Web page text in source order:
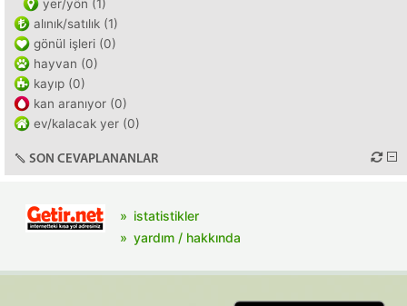
yer/yön (1)
alınık/satılık (1)
gönül işleri (0)
hayvan (0)
kayıp (0)
kan aranıyor (0)
ev/kalacak yer (0)
SON CEVAPLANANLAR
istatistikler
yardım / hakkında